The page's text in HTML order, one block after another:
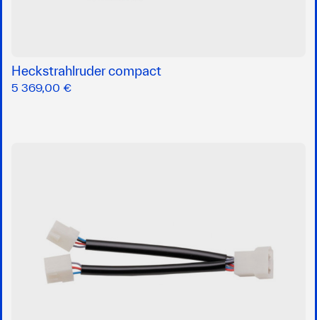
Heckstrahlruder compact
5 369,00 €